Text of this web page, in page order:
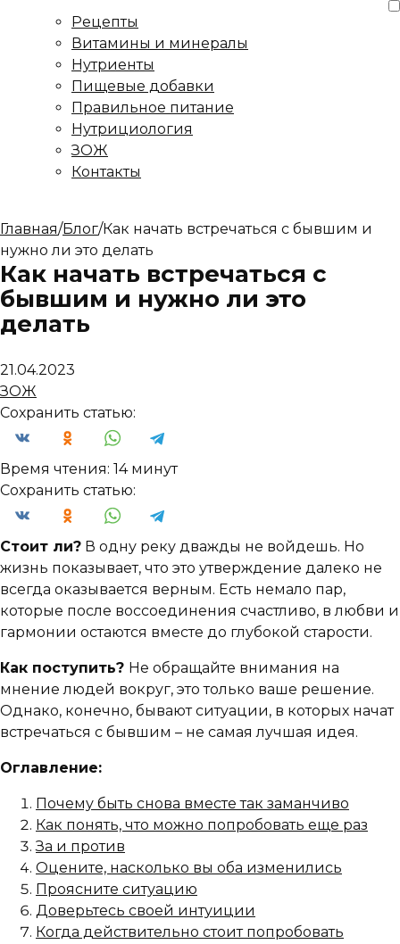
Рецепты
Витамины и минералы
Нутриенты
Пищевые добавки
Правильное питание
Нутрициология
ЗОЖ
Контакты
Главная/Блог/Как начать встречаться с бывшим и
нужно ли это делать
Как начать встречаться с
бывшим и нужно ли это
делать
21.04.2023
ЗОЖ
Сохранить статью:
Время чтения: 14 минут
Сохранить статью:
Стоит ли? В одну реку дважды не войдешь. Но
жизнь показывает, что это утверждение далеко не
всегда оказывается верным. Есть немало пар,
которые после воссоединения счастливо, в любви и
гармонии остаются вместе до глубокой старости.
Как поступить? Не обращайте внимания на
мнение людей вокруг, это только ваше решение.
Однако, конечно, бывают ситуации, в которых начат
встречаться с бывшим – не самая лучшая идея.
Оглавление:
Почему быть снова вместе так заманчиво
Как понять, что можно попробовать еще раз
За и против
Оцените, насколько вы оба изменились
Проясните ситуацию
Доверьтесь своей интуиции
Когда действительно стоит попробовать